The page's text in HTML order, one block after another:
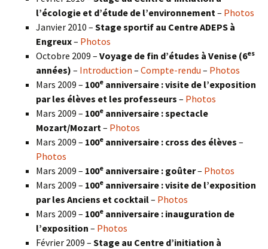
l’écologie et d’étude de l’environnement – Photos
Janvier 2010 – Stage sportif au Centre ADEPS à
Engreux– Photos
Octobre 2009 – Voyage de fin d’études à Venise (6es
années) – Introduction – Compte-rendu – Photos
Mars 2009 – 100e anniversaire : visite de l’exposition
par les élèves et les professeurs – Photos
Mars 2009 – 100e anniversaire : spectacle
Mozart/Mozart – Photos
Mars 2009 – 100e anniversaire : cross des élèves –
Photos
Mars 2009 – 100e anniversaire : goûter– Photos
Mars 2009 – 100e anniversaire : visite de l’exposition
par les Anciens et cocktail– Photos
Mars 2009 – 100e anniversaire : inauguration de
l’exposition – Photos
Février 2009 – Stage au Centre d’initiation à